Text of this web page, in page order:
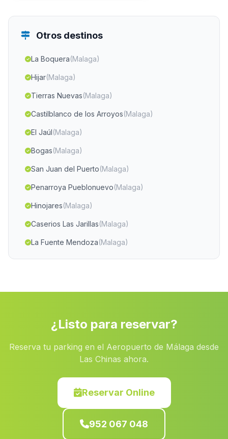
Otros destinos
La Boquera(Malaga)
Hijar(Malaga)
Tierras Nuevas(Malaga)
Castilblanco de los Arroyos(Malaga)
El Jaúl(Malaga)
Bogas(Malaga)
San Juan del Puerto(Malaga)
Penarroya Pueblonuevo(Malaga)
Hinojares(Malaga)
Caserios Las Jarillas(Malaga)
La Fuente Mendoza(Malaga)
Belerdas(Malaga)
Los Vicentes (Malaga)
Atalbeitar(Malaga)
Caserio Los Carriles (Malaga)
Lagunazo(Malaga)
Caserio El Cerro(Malaga)
¿Listo para reservar?
Reserva tu parking en el Aeropuerto de Málaga desde
Las Chinas ahora.
Reservar Online
952 067 048